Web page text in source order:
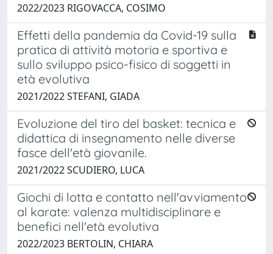
2022/2023 RIGOVACCA, COSIMO
Effetti della pandemia da Covid-19 sulla
pratica di attività motoria e sportiva e
sullo sviluppo psico-fisico di soggetti in
età evolutiva
2021/2022 STEFANI, GIADA
Evoluzione del tiro del basket: tecnica e
didattica di insegnamento nelle diverse
fasce dell'età giovanile.
2021/2022 SCUDIERO, LUCA
Giochi di lotta e contatto nell'avviamento
al karate: valenza multidisciplinare e
benefici nell'età evolutiva
2022/2023 BERTOLIN, CHIARA